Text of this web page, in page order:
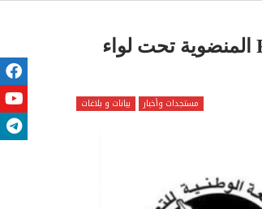
البيان الختامي للمؤتمر الوطني التأسيسي للنقابة الوطنية لأستاذات وأساتذة التعليم الابتدائي FNE المنضوية تحت لواء
مستجدات وأخبار بيانات و بلاغات